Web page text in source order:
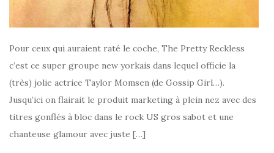
Pour ceux qui auraient raté le coche, The Pretty Reckless
c’est ce super groupe new yorkais dans lequel officie la
(très) jolie actrice Taylor Momsen (de Gossip Girl…).
Jusqu’ici on flairait le produit marketing à plein nez avec des
titres gonflés à bloc dans le rock US gros sabot et une
chanteuse glamour avec juste […]